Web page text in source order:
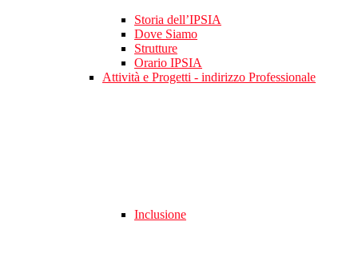
Storia dell’IPSIA
Dove Siamo
Strutture
Orario IPSIA
Attività e Progetti - indirizzo Professionale
Inclusione